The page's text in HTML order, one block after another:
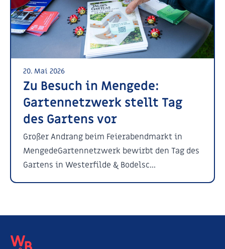
20. Mai 2026
Zu Besuch in Mengede:
Gartennetzwerk stellt Tag
des Gartens vor
Großer Andrang beim Feierabendmarkt in
MengedeGartennetzwerk bewirbt den Tag des
Gartens in Westerfilde & Bodelsc...